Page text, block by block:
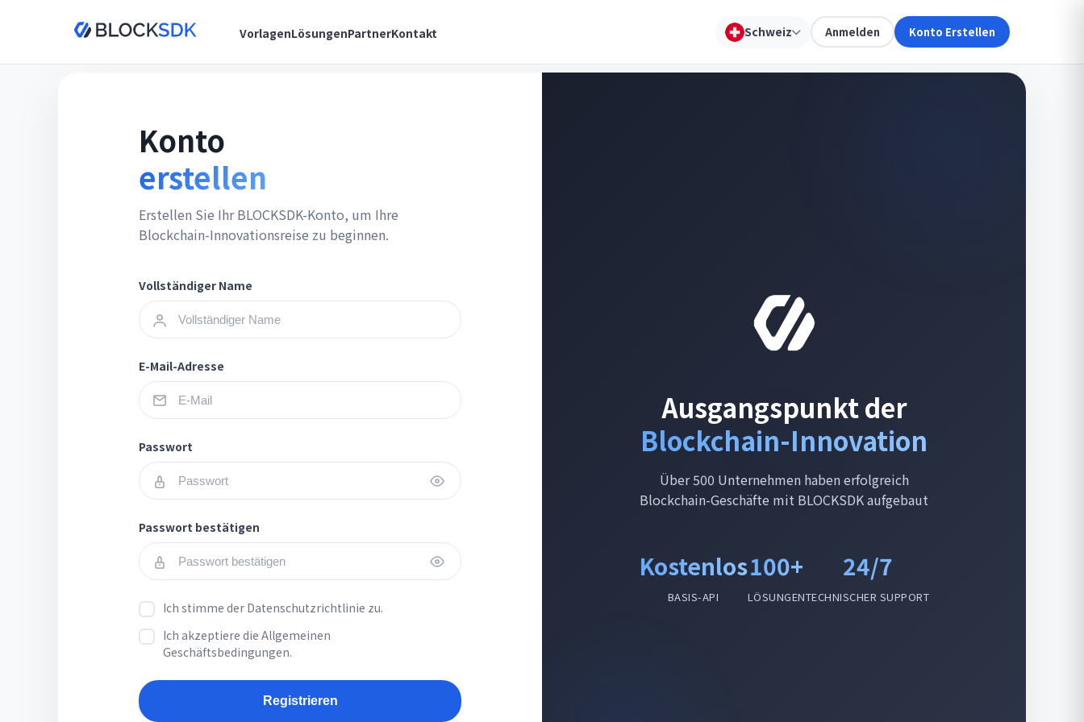
VorlagenLösungenPartnerKontakt Schweiz Anmelden Konto Erstellen
Konto
erstellen
Erstellen Sie Ihr BLOCKSDK-Konto, um Ihre
Blockchain-Innovationsreise zu beginnen.
Vollständiger Name
E-Mail-Adresse
Passwort
Passwort bestätigen
Ich stimme der Datenschutzrichtlinie zu.
Ich akzeptiere die Allgemeinen
Geschäftsbedingungen.
Registrieren
Ausgangspunkt der
Blockchain-Innovation
Über 500 Unternehmen haben erfolgreich
Blockchain-Geschäfte mit BLOCKSDK aufgebaut
Kostenlos
BASIS-API
100+
LÖSUNGEN
24/7
TECHNISCHER SUPPORT